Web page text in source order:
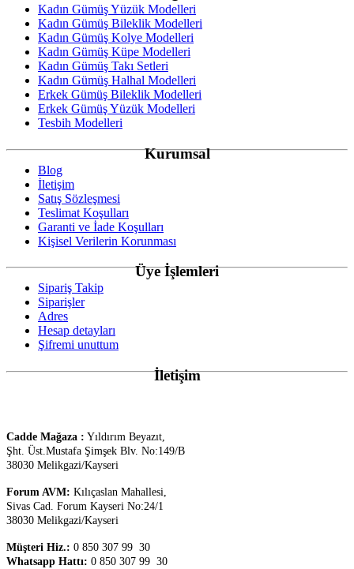
Kadın Gümüş Yüzük Modelleri
Kadın Gümüş Bileklik Modelleri
Kadın Gümüş Kolye Modelleri
Kadın Gümüş Küpe Modelleri
Kadın Gümüş Takı Setleri
Kadın Gümüş Halhal Modelleri
Erkek Gümüş Bileklik Modelleri
Erkek Gümüş Yüzük Modelleri
Tesbih Modelleri
Kurumsal
Blog
İletişim
Satış Sözleşmesi
Teslimat Koşulları
Garanti ve İade Koşulları
Kişisel Verilerin Korunması
Üye İşlemleri
Sipariş Takip
Siparişler
Adres
Hesap detayları
Şifremi unuttum
İletişim
Cadde Mağaza : Yıldırım Beyazıt,
Şht. Üst.Mustafa Şimşek Blv. No:149/B
38030 Melikgazi/Kayseri
Forum AVM: Kılıçaslan Mahallesi,
Sivas Cad. Forum Kayseri No:24/1
38030 Melikgazi/Kayseri
Müşteri Hiz.: 0 850 307 99 30
Whatsapp Hattı: 0 850 307 99 30